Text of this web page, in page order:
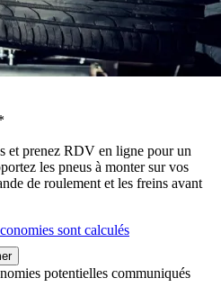
et prenez RDV en ligne pour un
les pneus à monter sur vos
de roulement et les freins avant
sont calculés
potentielles communiqués